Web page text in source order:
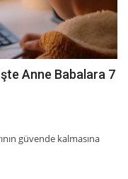
Anne Babalara 7
güvende kalmasına